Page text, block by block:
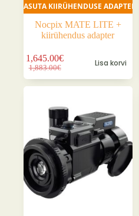
TASUTA KIIRÜHENDUSE ADAPTER
Nocpix MATE LITE +
kiirühendus adapter
1,883.00€
Algne
hind
oli:
1,645.00€
Praegune
hind
on:
Lisa korvi